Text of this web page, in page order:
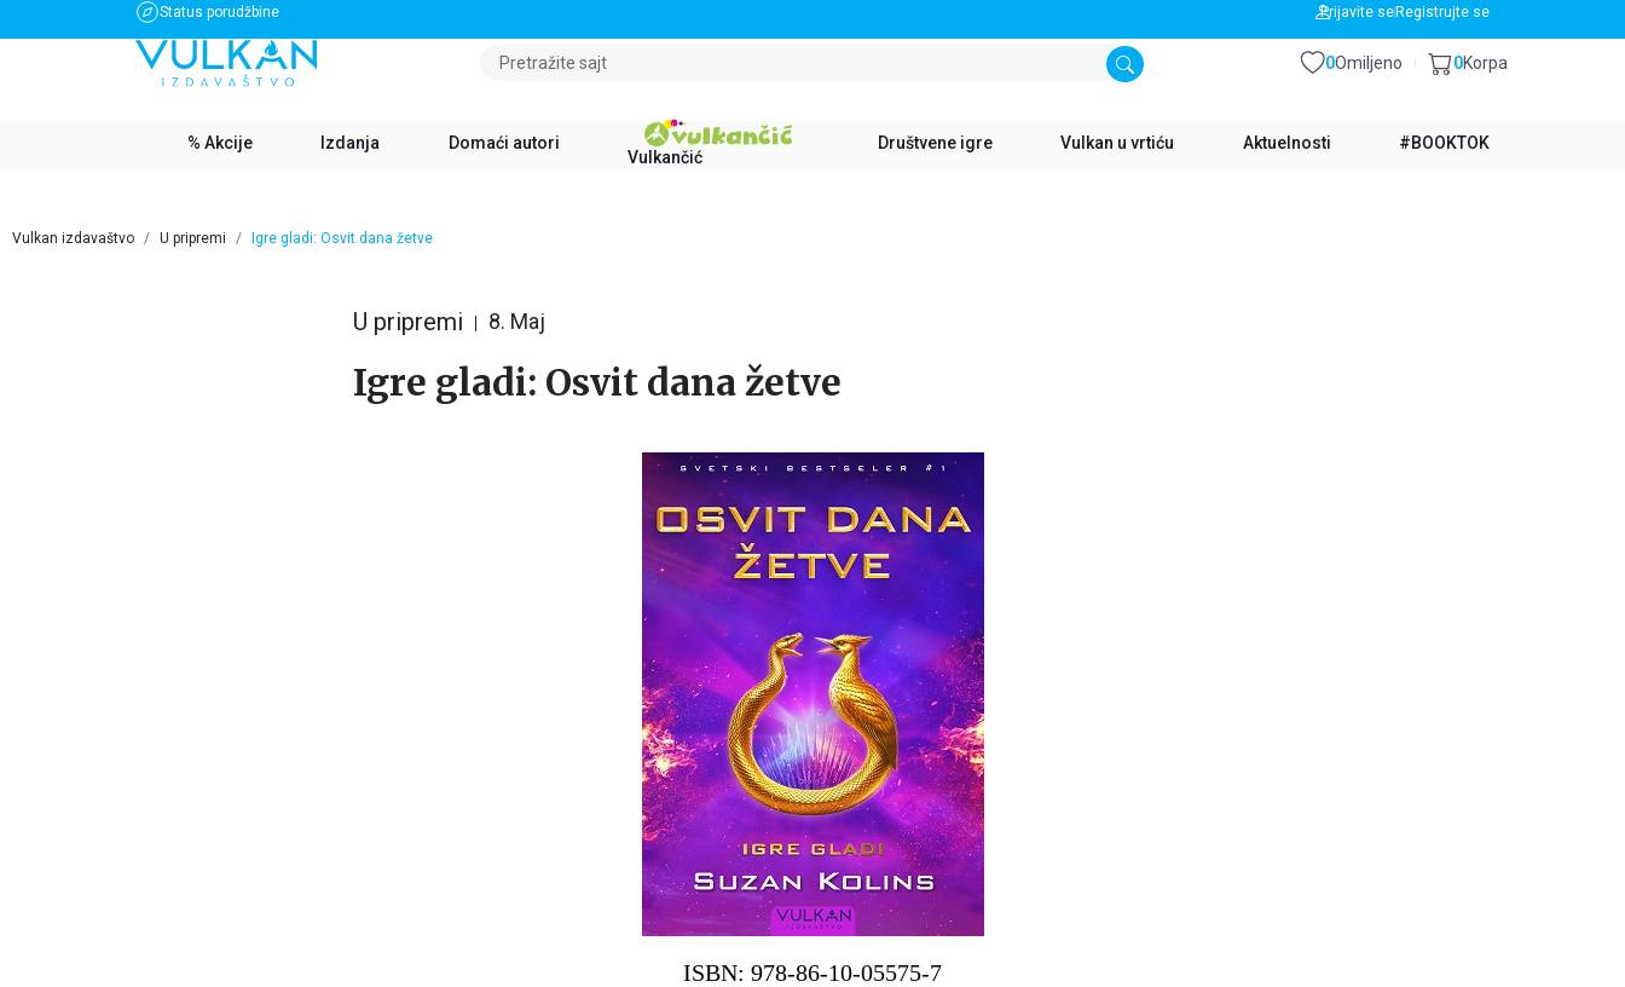
Status porudžbine
BESPLATNA DOSTAVA ZA IZNOS PREKO 3500 RSD BESPLATNA DOSTAVA ZA IZNOS PREKO 3500 RSD
Prijavite se Registrujte se
Pretražite sajt Omiljeno
0 Korpa
0
% Akcije Izdanja Domaći autori
Vulkančić
Društvene igre Vulkan u vrtiću Aktuelnosti #BOOKTOK
Vulkan izdavaštvo U pripremi Igre gladi: Osvit dana žetve
U pripremi 8. Maj
Igre gladi: Osvit dana žetve
ISBN: 978-86-10-05575-7